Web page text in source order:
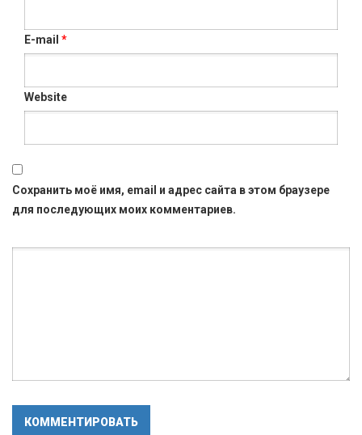
E-mail *
Website
Сохранить моё имя, email и адрес сайта в этом браузере
для последующих моих комментариев.